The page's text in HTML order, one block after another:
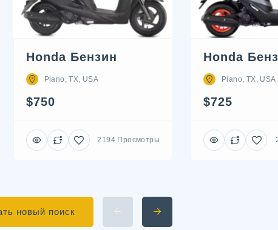
Honda Бензин
Plano, TX, USA
$750
2194 Просмотры
Honda
Plano, TX, USA
$725
новый поиск